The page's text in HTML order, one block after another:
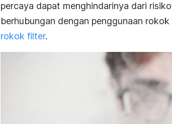
percaya dapat menghindarinya dari
berhubungan dengan penggunaan
rokok filter.